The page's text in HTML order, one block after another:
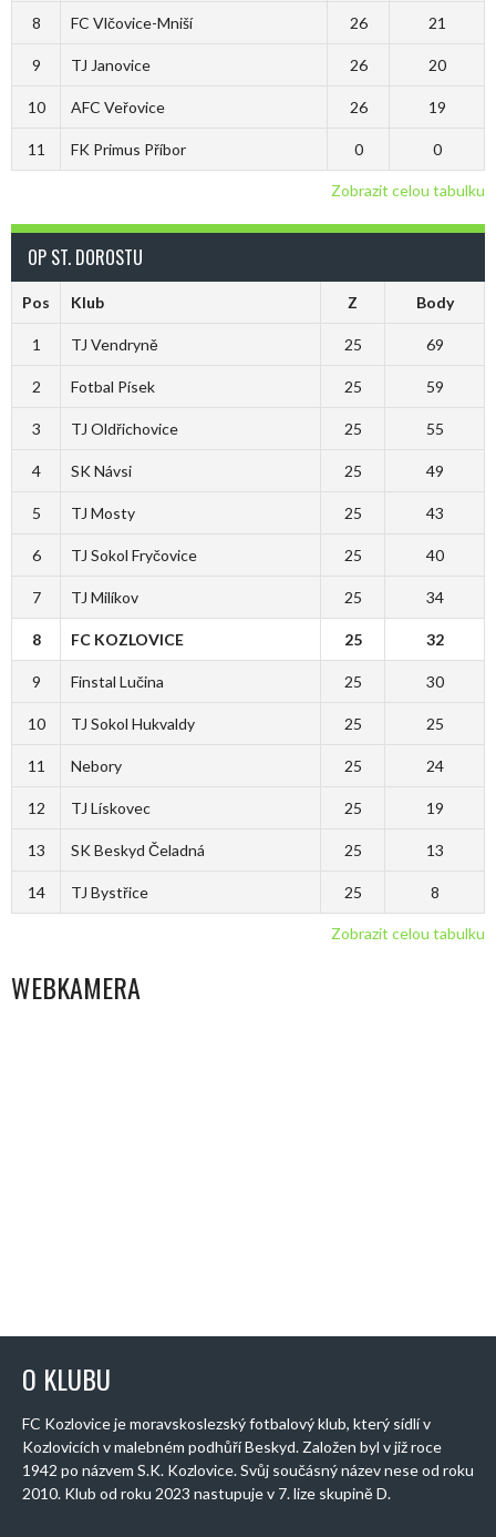
8 FC Vlčovice-Mniší 26 21
9 TJ Janovice 26 20
10 AFC Veřovice 26 19
11 FK Primus Příbor 0 0
Zobrazit celou tabulku
OP ST. DOROSTU
Pos Klub Z Body
1 TJ Vendryně 25 69
2 Fotbal Písek 25 59
3 TJ Oldřichovice 25 55
4 SK Návsi 25 49
5 TJ Mosty 25 43
6 TJ Sokol Fryčovice 25 40
7 TJ Milíkov 25 34
8 FC KOZLOVICE 25 32
9 Finstal Lučina 25 30
10 TJ Sokol Hukvaldy 25 25
11 Nebory 25 24
12 TJ Lískovec 25 19
13 SK Beskyd Čeladná 25 13
14 TJ Bystřice 25 8
Zobrazit celou tabulku
WEBKAMERA
O KLUBU
FC Kozlovice je moravskoslezský fotbalový klub, který sídlí v
Kozlovicích v malebném podhůří Beskyd. Založen byl v již roce
1942 po názvem S.K. Kozlovice. Svůj součásný název nese od roku
2010. Klub od roku 2023 nastupuje v 7. lize skupině D.